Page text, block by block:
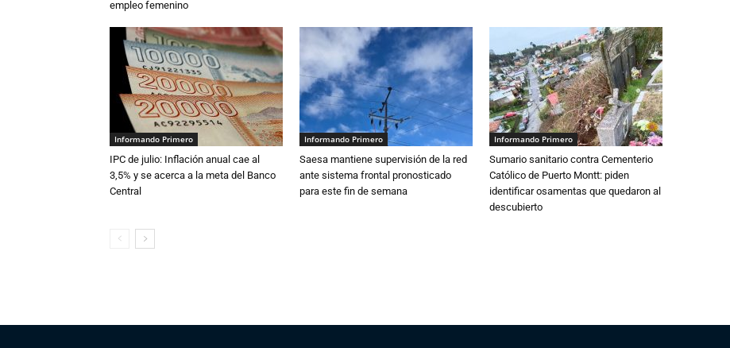
empleo femenino
Informando Primero
IPC de julio: Inflación anual cae al
3,5% y se acerca a la meta del Banco
Central
Informando Primero
Saesa mantiene supervisión de la red
ante sistema frontal pronosticado
para este fin de semana
Informando Primero
Sumario sanitario contra Cementerio
Católico de Puerto Montt: piden
identificar osamentas que quedaron al
descubierto